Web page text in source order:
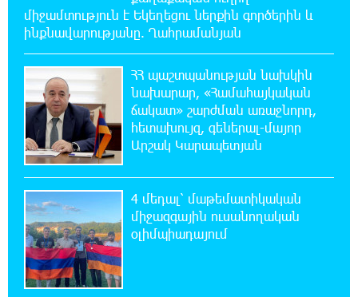
20:08:02 6-08-2026
Արժևորվում է Շիրակի երգիծական
բանահյուսությունը
19:42:39 6-08-2026
Վրաստանում պետական ​​պաշտոնյային
կաշառելու փորձի համար քաղաքացի է
ձերբակալվել
19:25:15 6-08-2026
ՌԴ-ն պատրաստ է շարունակել Հայաստանի
երկաթուղիների կոնցեսիոն կառավարումը.
Օվերչուկ
19:07:40 6-08-2026
Հայաստանի բնակչության թիվը շուրջ 7
միջամտություն է Եկեղեցու ներքին գործերին և
ինքնավարությանը. Ղահրամանյան
ՀՀ պաշտպանության նախկին
նախարար, «Համահայկական
ճակատ» շարժման առաջնորդ,
հետախույզ, գեներալ-մայոր
Արշակ Կարապետյան
4 մեդալ՝ մաթեմատիկական
միջազգային ուսանողական
օլիմպիադայում